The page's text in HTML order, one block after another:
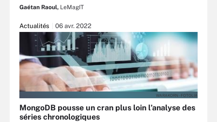
Gaétan Raoul, LeMagIT
Actualités 06 avr. 2022
WARAKORN - FOTOLIA
MongoDB pousse un cran plus loin l’analyse des
séries chronologiques